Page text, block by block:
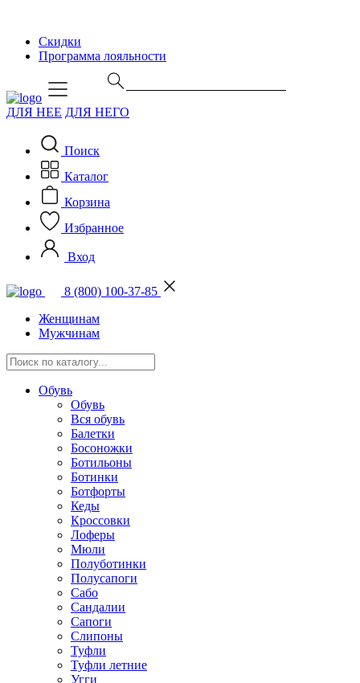
Скидки
Программа лояльности
ДЛЯ НЕЕ ДЛЯ НЕГО
Поиск
Каталог
Корзина
Избранное
Вход
8 (800) 100-37-85
Женщинам
Мужчинам
Обувь
Обувь
Вся обувь
Балетки
Босоножки
Ботильоны
Ботинки
Ботфорты
Кеды
Кроссовки
Лоферы
Мюли
Полуботинки
Полусапоги
Сабо
Сандалии
Сапоги
Слипоны
Туфли
Туфли летние
Угги